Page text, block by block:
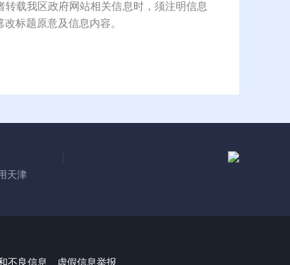
转载我区政府网站相关信息时，须注明信息
标题原意及信息内容。
天津
不良信息、虚假信息举报